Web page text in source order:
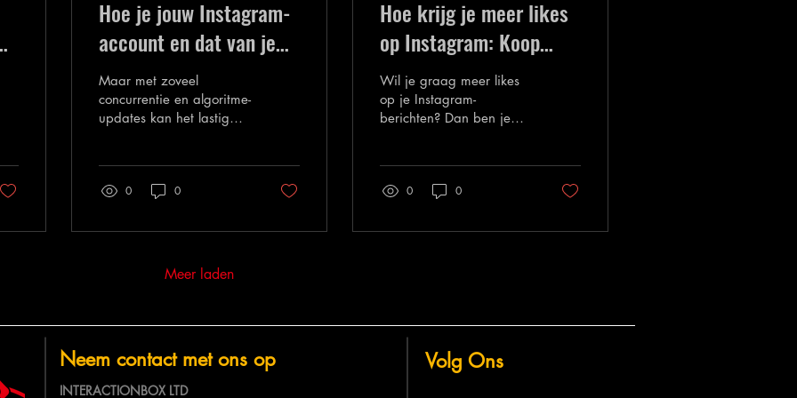
Hoe je jouw Instagram-
account en dat van je
bedrijf kunt laten
groeien: Koop
instagram-volgers
Maar met zoveel
concurrentie en algoritme-
updates kan het lastig
bereiken. Daarom
en trucs verzameld om in
instagram-account te
0 0
Hoe krijg je meer likes
op Instagram: Koop
Instagram Likes
Wil je graag meer likes
op je Instagram-
berichten? Dan ben je
om je Instagram-likes en
vergroten. Koop
0 0
Meer laden
Volg Ons
Neem contact met ons op
INTERACTIONBOX LTD